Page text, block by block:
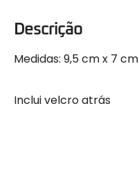
Descrição
Medidas: 9,5 cm x 7 cm
Inclui velcro atrás